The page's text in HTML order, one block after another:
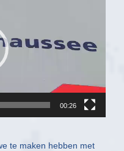
00:26
te maken hebben met